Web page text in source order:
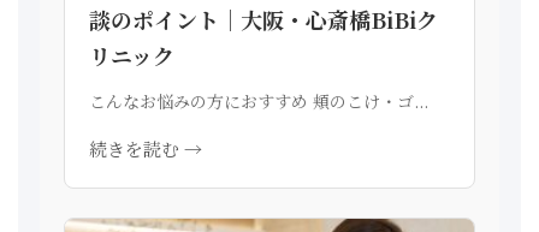
談のポイント｜大阪・心斎橋BiBiク
リニック
こんなお悩みの方におすすめ 頬のこけ・ゴ...
続きを読む →